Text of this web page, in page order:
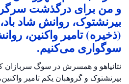
و من برای درگذشت
بیرنشتوک، روانش شاد
(ذخیره) تامیر واکنین،
سوگواری می‌کنیم.
نتانیاهو و همسرش در سوگ
بیرنشتوک و گروهبان یکم تامیر